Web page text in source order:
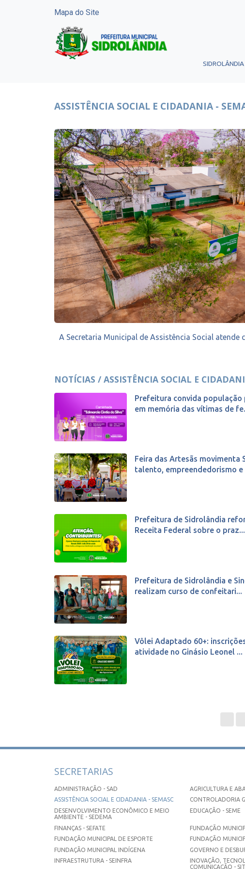
Mapa do Site
SIDROLÂNDIA
ASSISTÊNCIA SOCIAL E CIDADANIA -
A Secretaria Municipal de Assistência Social atende
NOTÍCIAS / ASSISTÊNCIA SOCIAL E
Prefeitura convida população
em memória das vítimas de
Feira das Artesãs movimenta
talento, empreendedorismo e
Prefeitura de Sidrolândia
Receita Federal sobre o praz...
Prefeitura de Sidrolândia e
realizam curso de confeitari...
Vôlei Adaptado 60+:
atividade no Ginásio Leonel ...
SECRETARIAS
ADMINISTRAÇÃO - SAD
AGRICULTURA E
ASSISTÊNCIA SOCIAL E CIDADANIA - SEMASC
CONTROLADORIA
DESENVOLVIMENTO ECONÔMICO E MEIO
AMBIENTE - SEDEMA
EDUCAÇÃO - SEME
FINANÇAS - SEFATE
FUNDAÇÃO
FUNDAÇÃO MUNICIPAL DE ESPORTE
FUNDAÇÃO
FUNDAÇÃO MUNICIPAL INDÍGENA
GOVERNO E
INFRAESTRUTURA - SEINFRA
INOVAÇÃO,
COMUNICAÇÃO -